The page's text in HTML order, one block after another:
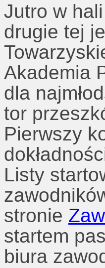
Jutro w
drugie tej
Akademia
dla
tor
Pierwszy
Listy
stronie
startem
biura